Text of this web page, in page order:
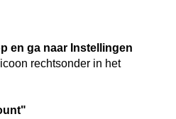
en ga naar Instellingen
rechtsonder in het